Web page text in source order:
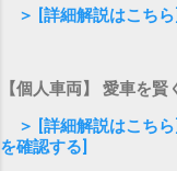
＞ [詳細解説はこちら]
【個人車両】 愛車を
＞ [詳細解説はこちら]
を確認する]